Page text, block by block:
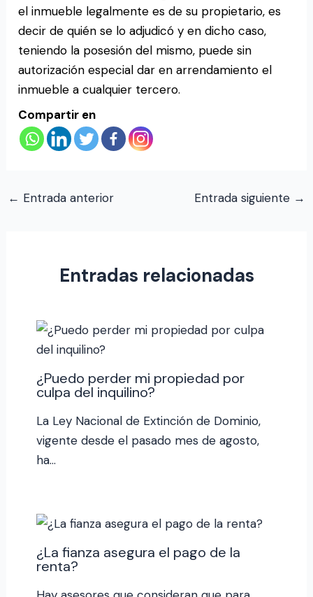
el inmueble legalmente es de su propietario, es
decir de quién se lo adjudicó y en dicho caso,
teniendo la posesión del mismo, puede sin
autorización especial dar en arrendamiento el
inmueble a cualquier tercero.
Compartir en
← Entrada anterior Entrada siguiente →
Entradas relacionadas
¿Puedo perder mi propiedad por
culpa del inquilino?
La Ley Nacional de Extinción de Dominio,
vigente desde el pasado mes de agosto,
ha…
¿La fianza asegura el pago de la
renta?